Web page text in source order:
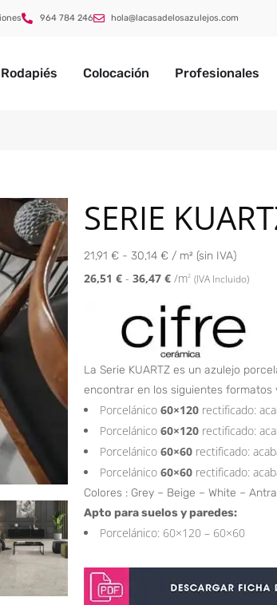
964 784 246 hola@lacasadelosazulejos.com
Rodapiés Colocación Profesionales
SERIE
21,91 € - 30,14 € / m² (sin IVA)
26,51 € - 36,47 € /m2 (IVA Incluido)
La Serie KUARTZ es un azulejo
encontrar en los siguientes formatos
Porcelánico 60×120 rectificado:
Porcelánico 60×120 rectificado:
Porcelánico 60×60 rectificado:
Porcelánico 60×60 rectificado:
Colores : Grey – Beige – White –
Apto para suelos y paredes:
Porcelánico: 60×120 – 60×60